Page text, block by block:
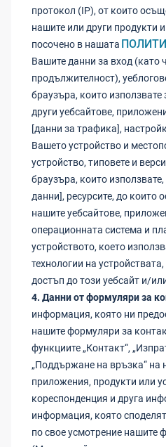
протокол (IP), от които
нашите или други продукти
посочено в нашата
Вашите данни за вход (като
продължителност),
браузъра, които използвате
други уебсайтове,
[данни за трафика],
Вашето устройство и
устройство, типовете и
браузъра, които
данни], ресурсите, до които
нашите уебсайтове,
операционната система и
устройството, което
технологии на
достъп до този уебсайт и/
4. Данни от формуляри за
информация, която ни
нашите формуляри за
функциите „Контакт“,
„Поддържане на връзка“ на
приложения, продукти или
кореспонденция и друга
информация, която
по свое усмотрение нашите